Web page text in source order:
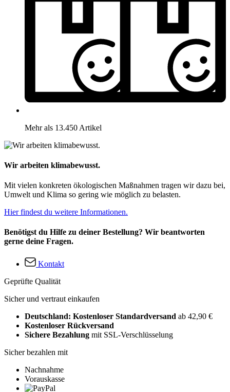
Mehr als 13.450 Artikel
Wir arbeiten klimabewusst.
Mit vielen konkreten ökologischen Maßnahmen tragen wir dazu bei,
Umwelt und Klima so gering wie möglich zu belasten.
Hier findest du weitere Informationen.
Benötigst du Hilfe zu deiner Bestellung? Wir beantworten
gerne deine Fragen.
Kontakt
Geprüfte Qualität
Sicher und vertraut einkaufen
Deutschland: Kostenloser Standardversand ab 42,90 €
Kostenloser Rückversand
Sichere Bezahlung mit SSL-Verschlüsselung
Sicher bezahlen mit
Nachnahme
Vorauskasse